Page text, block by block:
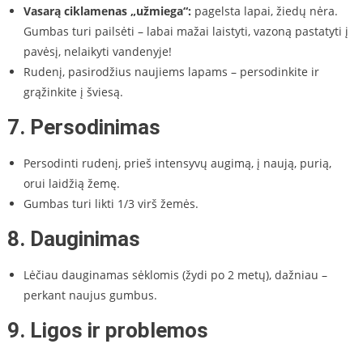
Vasarą ciklamenas „užmiega“: pagelsta lapai, žiedų nėra.
Gumbas turi pailsėti – labai mažai laistyti, vazoną pastatyti į
pavėsį, nelaikyti vandenyje!
Rudenį, pasirodžius naujiems lapams – persodinkite ir
grąžinkite į šviesą.
7. Persodinimas
Persodinti rudenį, prieš intensyvų augimą, į naują, purią,
orui laidžią žemę.
Gumbas turi likti 1/3 virš žemės.
8. Dauginimas
Lėčiau dauginamas sėklomis (žydi po 2 metų), dažniau –
perkant naujus gumbus.
9. Ligos ir problemos